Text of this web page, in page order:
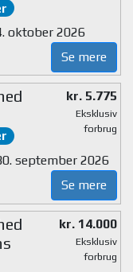
oktober 2026
Se mere
kr. 5.775
Eksklusiv
forbrug
september 2026
Se mere
kr. 14.000
Eksklusiv
forbrug